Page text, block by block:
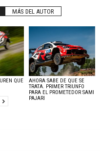
MÁS DEL AUTOR
QUE
AHORA SABE DE QUE SE
TRATA. PRIMER TRIUNFO
PARA EL PROMETEDOR SAMI
PAJARI